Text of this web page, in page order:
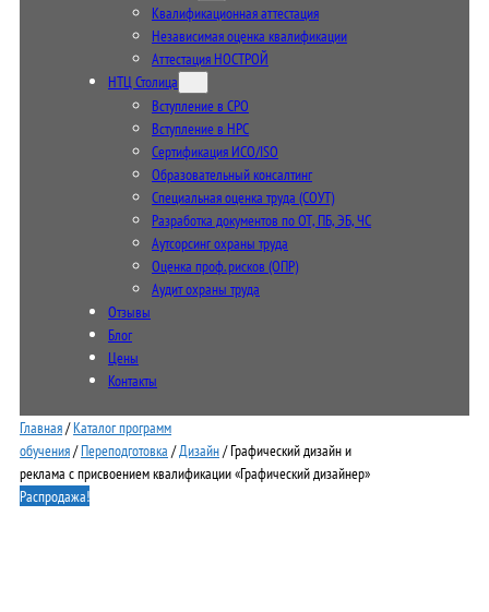
Квалификационная аттестация
Независимая оценка квалификации
Аттестация НОСТРОЙ
НТЦ Столица
Вступление в СРО
Вступление в НРС
Сертификация ИСО/ISO
Образовательный консалтинг
Специальная оценка труда (СОУТ)
Разработка документов по ОТ, ПБ, ЭБ, ЧС
Аутсорсинг охраны труда
Оценка проф. рисков (ОПР)
Аудит охраны труда
Отзывы
Блог
Цены
Контакты
Главная/Каталог программ
обучения/Переподготовка /Дизайн/ Графический дизайн и
реклама с присвоением квалификации «Графический дизайнер»
Распродажа!